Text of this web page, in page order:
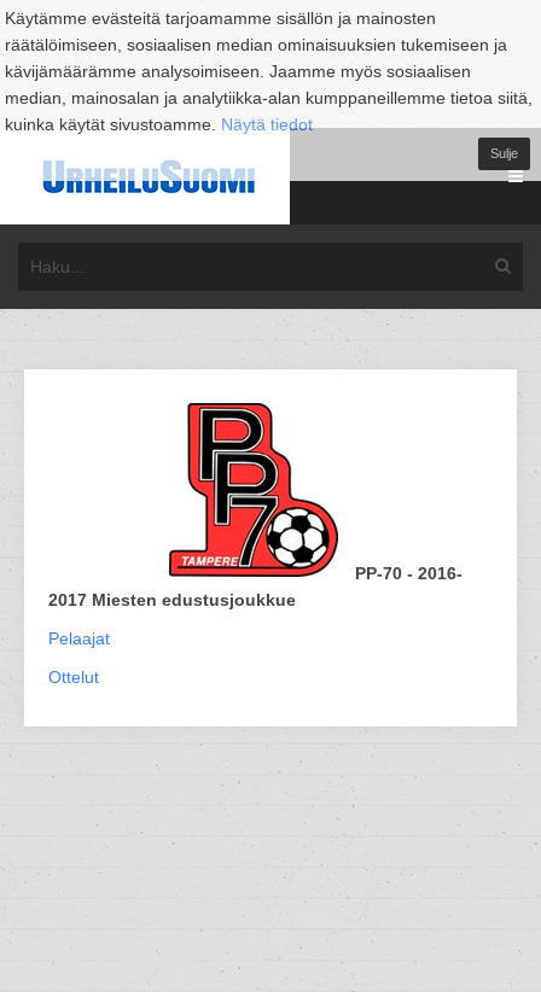
Käytämme evästeitä tarjoamamme sisällön ja mainosten
räätälöimiseen, sosiaalisen median ominaisuuksien tukemiseen ja
kävijämäärämme analysoimiseen. Jaamme myös sosiaalisen
median, mainosalan ja analytiikka-alan kumppaneillemme tietoa siitä,
kuinka käytät sivustoamme. Näytä tiedot
Sulje
PP-70 - 2016-
2017 Miesten edustusjoukkue
Pelaajat
Ottelut